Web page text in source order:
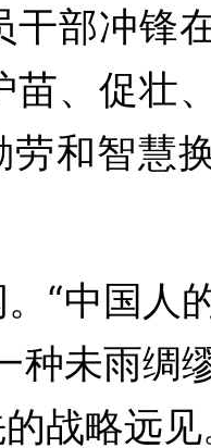
干部冲锋
、促壮
劳和智慧
“中国人
种未雨绸
战略远见